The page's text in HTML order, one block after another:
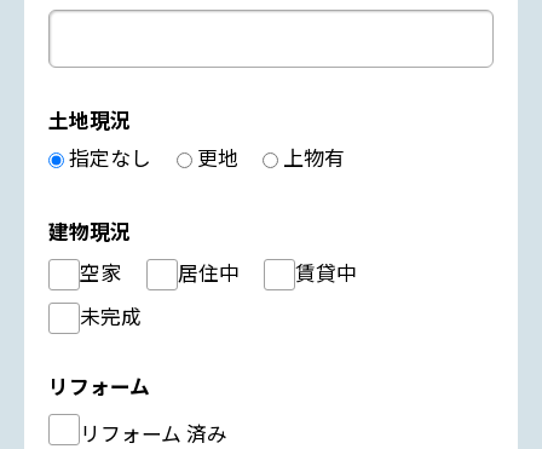
土地現況
指定なし
更地 上物有
建物現況
空家
居住中
賃貸中
未完成
リフォーム
リフォーム 済み